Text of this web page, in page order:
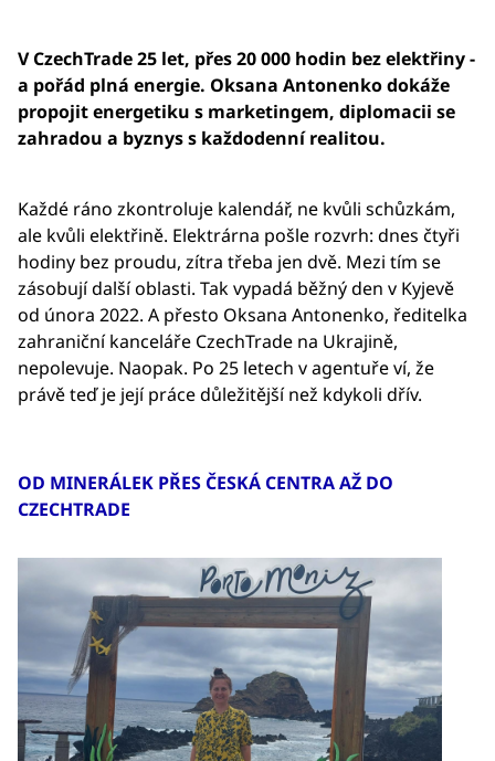
V CzechTrade 25 let, přes 20 000 hodin bez elektřiny -
a pořád plná energie. Oksana Antonenko dokáže
propojit energetiku s marketingem, diplomacii se
zahradou a byznys s každodenní realitou.
Každé ráno zkontroluje kalendář, ne kvůli schůzkám,
ale kvůli elektřině. Elektrárna pošle rozvrh: dnes čtyři
hodiny bez proudu, zítra třeba jen dvě. Mezi tím se
zásobují další oblasti. Tak vypadá běžný den v Kyjevě
od února 2022. A přesto Oksana Antonenko, ředitelka
zahraniční kanceláře CzechTrade na Ukrajině,
nepolevuje. Naopak. Po 25 letech v agentuře ví, že
právě teď je její práce důležitější než kdykoli dřív.
OD MINERÁLEK PŘES ČESKÁ CENTRA AŽ DO
CZECHTRADE